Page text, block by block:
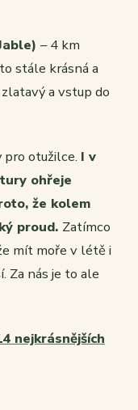
– 4 km
stále krásná a
a vstup do
otužilce. I v
ohřeje
že kolem
proud. Zatímco
mít moře v létě i
Za nás je to ale
nejkrásnějších